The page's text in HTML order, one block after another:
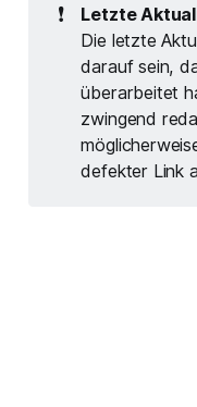
❗ Letzte
Die letzte
darauf sein,
überarbeitet
zwingend
defekter Link